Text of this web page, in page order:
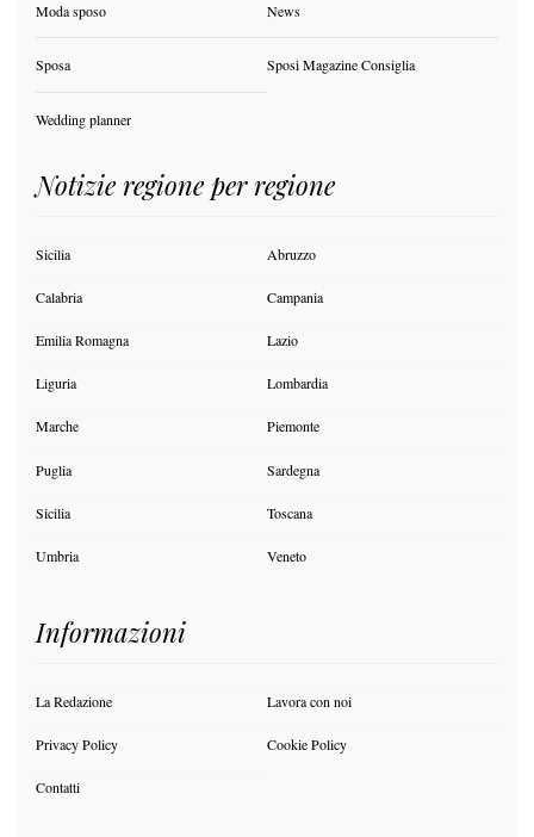
Moda sposo News
Sposa Sposi Magazine Consiglia
Wedding planner
Notizie regione per regione
Sicilia Abruzzo
Calabria Campania
Emilia Romagna Lazio
Liguria Lombardia
Marche Piemonte
Puglia Sardegna
Sicilia Toscana
Umbria Veneto
Informazioni
La Redazione Lavora con noi
Privacy Policy Cookie Policy
Contatti